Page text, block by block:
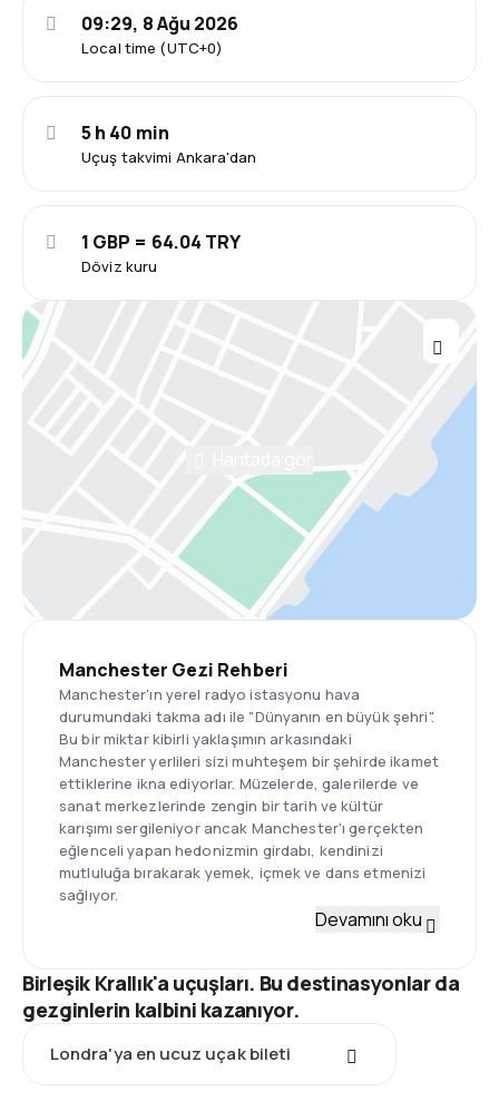
Local time (UTC+0)
09:29, 8 Ağu 2026
Uçuş takvimi Ankara'dan
5 h 40 min
Döviz kuru
1 GBP = 64.04 TRY
Manchester Gezi Rehberi
Manchester'ın yerel radyo istasyonu hava
durumundaki takma adı ile "Dünyanın en büyük şehri".
Bu bir miktar kibirli yaklaşımın arkasındaki
Manchester yerlileri sizi muhteşem bir şehirde ikamet
ettiklerine ikna ediyorlar. Müzelerde, galerilerde ve
sanat merkezlerinde zengin bir tarih ve kültür
karışımı sergileniyor ancak Manchester'ı gerçekten
eğlenceli yapan hedonizmin girdabı, kendinizi
mutluluğa bırakarak yemek, içmek ve dans etmenizi
sağlıyor.
Devamını oku
Birleşik Krallık'a uçuşları. Bu destinasyonlar da
gezginlerin kalbini kazanıyor.
Londra'ya en ucuz uçak bileti